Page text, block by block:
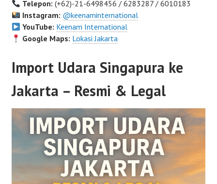
Telepon: (+62)-21-6498456 / 6283287 / 6010183
Instagram: @keenaminternational
YouTube: Keenam International
Google Maps: Lokasi Jakarta
Import Udara Singapura ke
Jakarta – Resmi & Legal